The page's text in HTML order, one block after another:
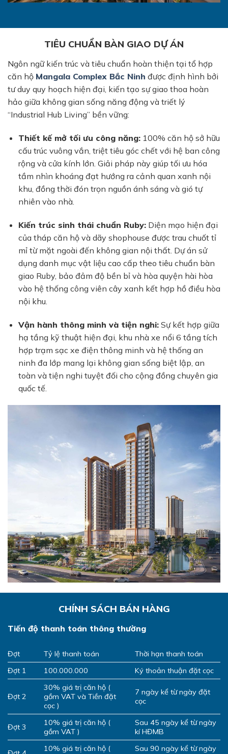
TIÊU CHUẨN BÀN GIAO DỰ ÁN
Ngôn ngữ kiến trúc và tiêu chuẩn hoàn thiện tại tổ hợp
căn hộ Mangala Complex Bắc Ninh được định hình bởi
tư duy quy hoạch hiện đại, kiến tạo sự giao thoa hoàn
hảo giữa không gian sống năng động và triết lý
“Industrial Hub Living” bền vững:
Thiết kế mở tối ưu công năng:100% căn hộ sở hữu
cấu trúc vuông vắn, triệt tiêu góc chết với hệ ban công
rộng và cửa kính lớn. Giải pháp này giúp tối ưu hóa
tầm nhìn khoáng đạt hướng ra cảnh quan xanh nội
khu, đồng thời đón trọn nguồn ánh sáng và gió tự
nhiên vào nhà.
Kiến trúc sinh thái chuẩn Ruby:Diện mạo hiện đại
của tháp căn hộ và dãy shophouse được trau chuốt tỉ
mỉ từ mặt ngoài đến không gian nội thất. Dự án sử
dụng danh mục vật liệu cao cấp theo tiêu chuẩn bàn
giao Ruby, bảo đảm độ bền bỉ và hòa quyện hài hòa
vào hệ thống công viên cây xanh kết hợp hồ điều hòa
nội khu.
Vận hành thông minh và tiện nghi:Sự kết hợp giữa
hạ tầng kỹ thuật hiện đại, khu nhà xe nổi 6 tầng tích
hợp trạm sạc xe điện thông minh và hệ thống an
ninh đa lớp mang lại không gian sống biệt lập, an
toàn và tiện nghi tuyệt đối cho cộng đồng chuyên gia
quốc tế.
CHÍNH SÁCH BÁN HÀNG
Tiến độ thanh toán thông thường
Đợt Tỷ lệ thanh toán
Thời hạn thanh toán
Đợt 1
100.000.000 Ký thoản thuận đặt cọc
Đợt 2
30% giá trị căn hộ (
gồm VAT và Tiền đặt
cọc )
7 ngày kể từ ngày đặt
cọc
Đợt 3
10% giá trị căn hộ (
gồm VAT )
Sau 45 ngày kể từ ngày
kí HĐMB
10% giá trị căn hộ (
Sau 90 ngày kể từ ngày